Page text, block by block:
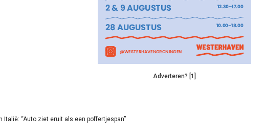
Adverteren? [1]
“Auto ziet eruit als een poffertjespan”